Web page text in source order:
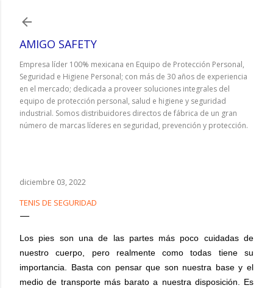
AMIGO SAFETY
Empresa líder 100% mexicana en Equipo de Protección Personal,
Seguridad e Higiene Personal; con más de 30 años de experiencia
en el mercado; dedicada a proveer soluciones integrales del
equipo de protección personal, salud e higiene y seguridad
industrial. Somos distribuidores directos de fábrica de un gran
número de marcas líderes en seguridad, prevención y protección.
diciembre 03, 2022
TENIS DE SEGURIDAD
Los pies son una de las partes más poco cuidadas de
nuestro cuerpo, pero realmente como todas tiene su
importancia. Basta con pensar que son nuestra base y el
medio de transporte más barato a nuestra disposición. Es